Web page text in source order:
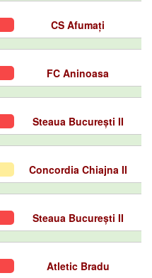
CS Afumați
FC Aninoasa
Steaua București II
Concordia Chiajna II
Steaua București II
Atletic Bradu